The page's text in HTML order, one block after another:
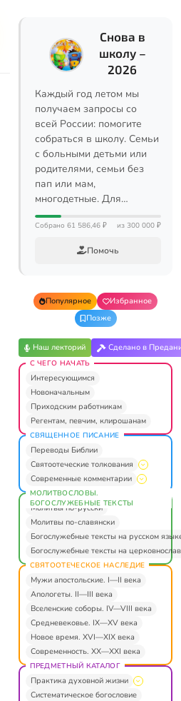
Снова в
школу –
2026
Каждый год летом мы
получаем запросы со
всей России: помогите
собраться в школу. Семьи
с больными детьми или
родителями, семьи без
пап или мам,
многодетные. Для…
Собрано 61 586,46 ₽ из 300 000 ₽
Помочь
Популярное
Избранное
Позже
Наш лекторий Сделано в
С ЧЕГО НАЧАТЬ
Интересующимся
Новоначальным
Приходским работникам
Регентам, певчим, клирошанам
СВЯЩЕННОЕ ПИСАНИЕ
Переводы Библии
Святоотеческие толкования
Современные комментарии
МОЛИТВОСЛОВЫ.
БОГОСЛУЖЕБНЫЕ ТЕКСТЫ
Молитвы по-русски
Молитвы по-славянски
Богослужебные тексты на русском
Богослужебные тексты на
СВЯТООТЕЧЕСКОЕ НАСЛЕДИЕ
Мужи апостольские. I—II века
Апологеты. II—III века
Вселенские соборы. IV—VIII века
Средневековье. IX—XV века
Новое время. XVI—XIX века
Современность. XX—XXI века
ПРЕДМЕТНЫЙ КАТАЛОГ
Практика духовной жизни
Систематическое богословие